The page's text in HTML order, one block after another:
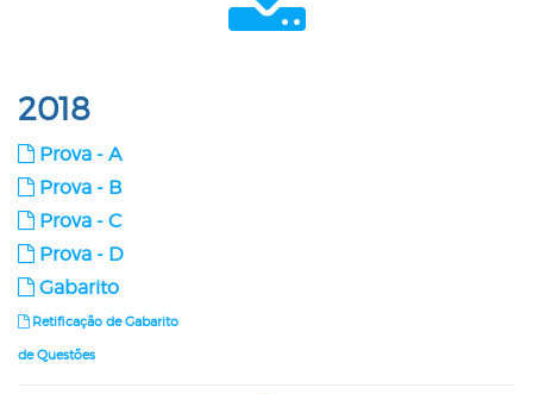
2018
Prova - A
Prova - B
Prova - C
Prova - D
Gabarito
Retificação de Gabarito
de Questões